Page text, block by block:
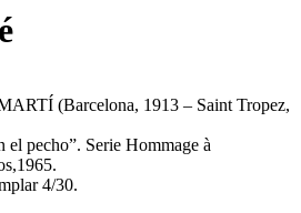
(Barcelona, 1913 – Saint Tropez,
el pecho”. Serie Hommage à
4/30.